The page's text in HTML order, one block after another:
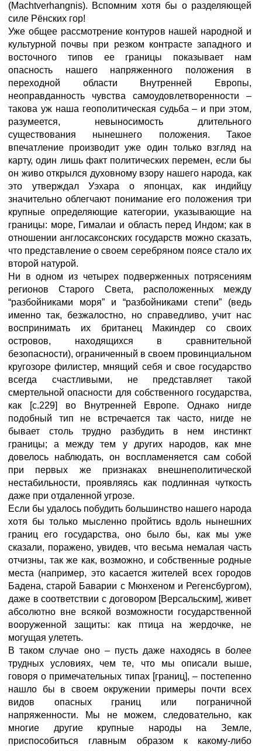
(Machtverhangnis). Вспомним хотя бы о разделяющей
силе Рёнских гор!
Уже общее рассмотрение контуров нашей народной и
культурной почвы при резком контрасте западного и
восточного типов ее границы показывает нам
опасность нашего напряженного положения в
переходной области Внутренней Европы,
неоправданность чувства самоудовлетворенности –
такова уж наша геополитическая судьба – и при этом,
разумеется, невыносимость длительного
существования нынешнего положения. Такое
впечатление производит уже один только взгляд на
карту, один лишь факт политических перемен, если бы
он живо открылся духовному взору нашего народа, как
это утверждал Уэхара о японцах, как индийцу
значительно облегчают понимание его положения три
крупные определяющие категории, указывающие на
границы: море, Гималаи и область перед Индом; как в
отношении англосаксонских государств можно сказать,
что представление о своем серебряном поясе стало их
второй натурой.
Ни в одном из четырех подверженных потрясениям
регионов Старого Света, расположенных между
“разбойниками моря” и “разбойниками степи” (ведь
именно так, безжалостно, но справедливо, учит нас
воспринимать их британец Макиндер со своих
островов, находящихся в сравнительной
безопасности), ограниченный в своем провинциальном
кругозоре филистер, мнящий себя и свое государство
всегда счастливыми, не представляет такой
смертельной опасности для собственного государства,
как [с.229] во Внутренней Европе. Однако нигде
подобный тип не встречается так часто, нигде не
бывает столь трудно разбудить в нем инстинкт
границы; а между тем у других народов, как мне
довелось наблюдать, он воспламеняется сам собой
при первых же признаках внешнеполитической
нестабильности, проявляясь как подлинная чуткость
даже при отдаленной угрозе.
Если бы удалось побудить большинство нашего народа
хотя бы только мысленно пройтись вдоль нынешних
границ его государства, оно было бы, как мы уже
сказали, поражено, увидев, что весьма немалая часть
отчизны, так же как, возможно, и собственные родные
места (например, это касается жителей всех городов
Бадена, старой Баварии с Мюнхеном и Регенсбургом),
даже в соответствии с договором [Версальским], живет
абсолютно вне всякой возможности государственной
вооруженной защиты: как птица на жердочке, не
могущая улететь.
В таком случае оно – пусть даже находясь в более
трудных условиях, чем те, что мы описали выше,
говоря о примечательных типах [границ], – постепенно
нашло бы в своем окружении примеры почти всех
видов опасных границ или пограничной
напряженности. Мы не можем, следовательно, как
многие другие крупные народы на Земле,
приспособиться главным образом к какому-либо